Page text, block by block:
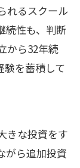
れるスクール
続性も、判断
から32年続
験を蓄積して
きな投資をす
がら追加投資